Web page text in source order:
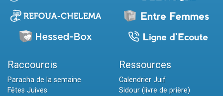
Raccourcis
Paracha de la semaine
Fêtes Juives
Ressources
Calendrier Juif
Sidour (livre de prière)